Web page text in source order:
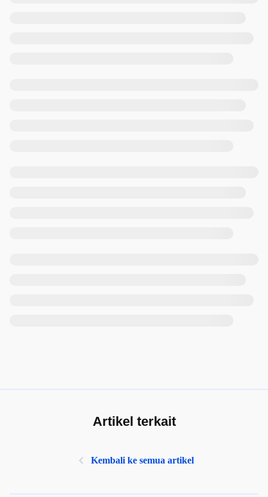
Artikel terkait
Kembali ke semua artikel